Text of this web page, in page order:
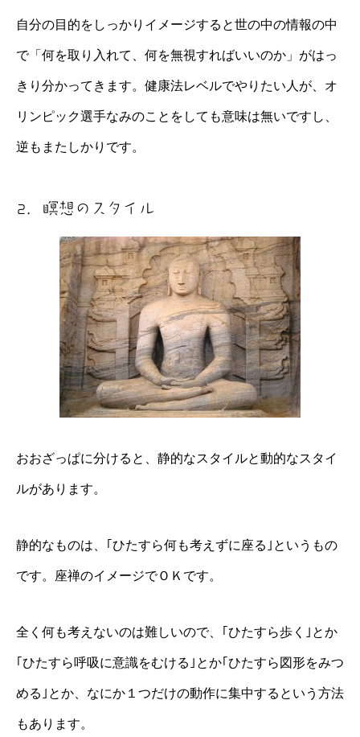
自分の目的をしっかりイメージすると世の中の情報の中
で「何を取り入れて、何を無視すればいいのか」がはっ
きり分かってきます。健康法レベルでやりたい人が、オ
リンピック選手なみのことをしても意味は無いですし、
逆もまたしかりです。
2．瞑想のスタイル
おおざっぱに分けると、静的なスタイルと動的なスタイ
ルがあります。
静的なものは、｢ひたすら何も考えずに座る｣というもの
です。座禅のイメージでＯＫです。
全く何も考えないのは難しいので、｢ひたすら歩く｣とか
｢ひたすら呼吸に意識をむける｣とか｢ひたすら図形をみつ
める｣とか、なにか１つだけの動作に集中するという方法
もあります。